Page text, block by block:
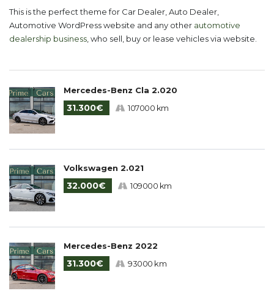
This is the perfect theme for Car Dealer, Auto Dealer,
Automotive WordPress website and any other automotive
dealership business , who sell, buy or lease vehicles via website.
Mercedes-Benz Cla 2.020
31.300€ 107000 km
Volkswagen 2.021
32.000€ 109000 km
Mercedes-Benz 2022
31.300€ 93000 km